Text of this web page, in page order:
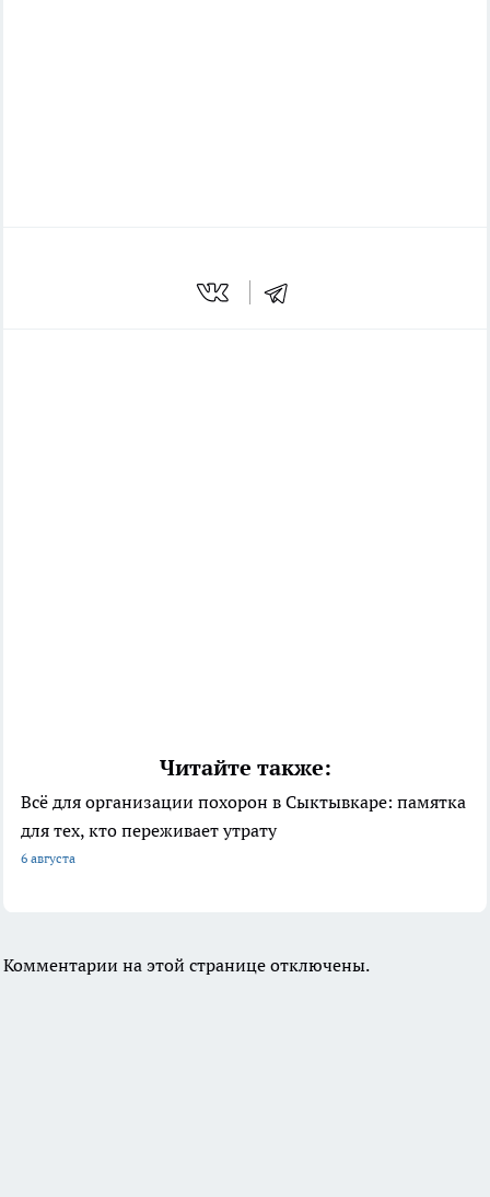
Читайте также:
Всё для организации похорон в Сыктывкаре: памятка
для тех, кто переживает утрату
6 августа
Комментарии на этой странице отключены.